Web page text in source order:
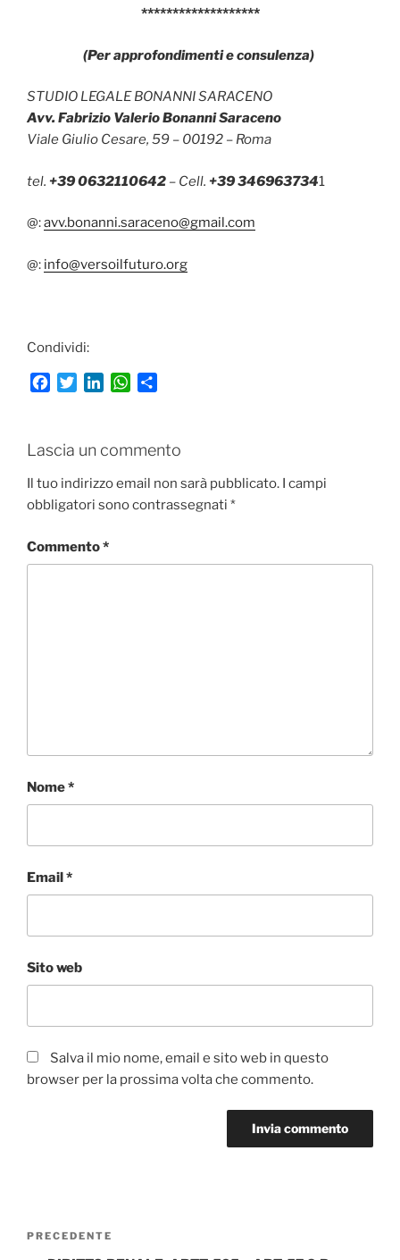
*******************
(Per approfondimenti e consulenza)
STUDIO LEGALE BONANNI SARACENO
Avv. Fabrizio Valerio Bonanni Saraceno
Viale Giulio Cesare, 59 – 00192 – Roma
tel. +39 0632110642 – Cell. +39 3469637341
@:avv.bonanni.saraceno@gmail.com
@: info@versoilfuturo.org
Condividi:
b
o
o
t
e
r
e
d
I
W
s
A
p
i
v
i
Lascia un commento
Il tuo indirizzo email non sarà pubblicato. I campi
obbligatori sono contrassegnati *
Commento*
Nome*
Email*
Sito web
Salva il mio nome, email e sito web in questo
browser per la prossima volta che commento.
Navigazione
Articolo
PRECEDENTE